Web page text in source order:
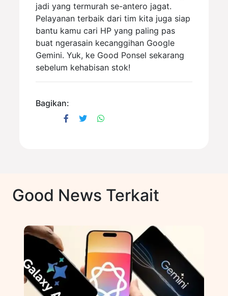
jadi yang termurah se-antero jagat.
Pelayanan terbaik dari tim kita juga siap
bantu kamu cari HP yang paling pas
buat ngerasain kecanggihan Google
Gemini. Yuk, ke Good Ponsel sekarang
sebelum kehabisan stok!
Bagikan:
Good News Terkait